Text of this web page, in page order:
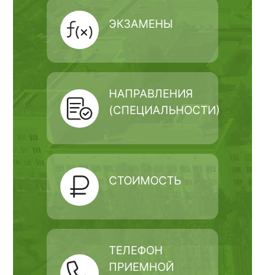
ЭКЗАМЕНЫ
НАПРАВЛЕНИЯ
(СПЕЦИАЛЬНОСТИ)
СТОИМОСТЬ
ТЕЛЕФОН
ПРИЕМНОЙ